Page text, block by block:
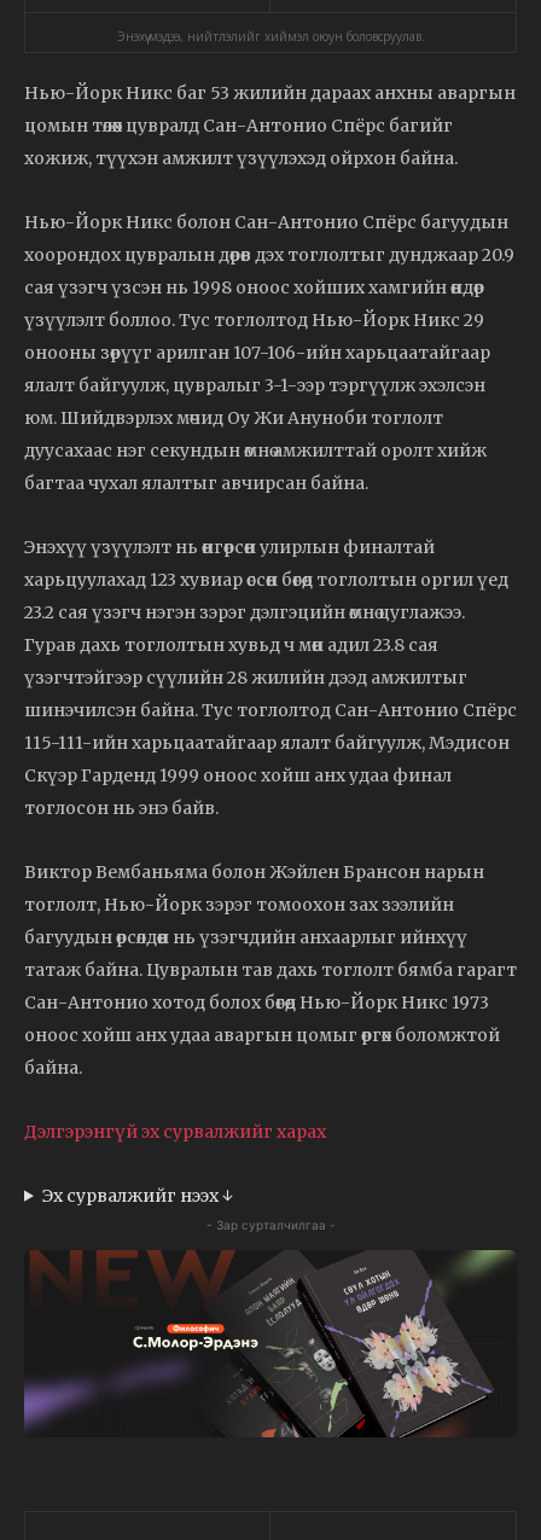
Энэхүү мэдээ, нийтлэлийг хиймэл оюун боловсруулав.
Нью-Йорк Никс баг 53 жилийн дараах анхны аваргын
цомын төлөөх цувралд Сан-Антонио Спёрс багийг
хожиж, түүхэн амжилт үзүүлэхэд ойрхон байна.
Нью-Йорк Никс болон Сан-Антонио Спёрс багуудын
хоорондох цувралын дөрөв дэх тоглолтыг дунджаар 20.9
сая үзэгч үзсэн нь 1998 оноос хойших хамгийн өндөр
үзүүлэлт боллоо. Тус тоглолтод Нью-Йорк Никс 29
онооны зөрүүг арилган 107-106-ийн харьцаатайгаар
ялалт байгуулж, цувралыг 3-1-ээр тэргүүлж эхэлсэн
юм. Шийдвэрлэх мөчид Оу Жи Ануноби тоглолт
дуусахаас нэг секундын өмнө амжилттай оролт хийж
багтаа чухал ялалтыг авчирсан байна.
Энэхүү үзүүлэлт нь өнгөрсөн улирлын финалтай
харьцуулахад 123 хувиар өссөн бөгөөд тоглолтын оргил үед
23.2 сая үзэгч нэгэн зэрэг дэлгэцийн өмнө цуглажээ.
Гурав дахь тоглолтын хувьд ч мөн адил 23.8 сая
үзэгчтэйгээр сүүлийн 28 жилийн дээд амжилтыг
шинэчилсэн байна. Тус тоглолтод Сан-Антонио Спёрс
115-111-ийн харьцаатайгаар ялалт байгуулж, Мэдисон
Скүэр Гарденд 1999 оноос хойш анх удаа финал
тоглосон нь энэ байв.
Виктор Вембаньяма болон Жэйлен Брансон нарын
тоглолт, Нью-Йорк зэрэг томоохон зах зээлийн
багуудын өрсөлдөөн нь үзэгчдийн анхаарлыг ийнхүү
татаж байна. Цувралын тав дахь тоглолт бямба гарагт
Сан-Антонио хотод болох бөгөөд Нью-Йорк Никс 1973
оноос хойш анх удаа аваргын цомыг өргөх боломжтой
байна.
Дэлгэрэнгүй эх сурвалжийг харах
Эх сурвалжийг нээх ↓
- Зар сурталчилгаа -